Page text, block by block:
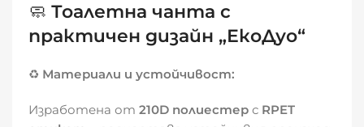
🧼 Тоалетна чанта с
практичен дизайн „ЕкоДуо“
♻️ Материали и устойчивост:
Изработена от 210D полиестер с RPET